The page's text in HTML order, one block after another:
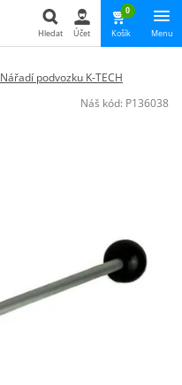
Hledat
Hledat Účet
0
Košík Menu
Nářadí podvozku K-TECH
Náš kód: P136038